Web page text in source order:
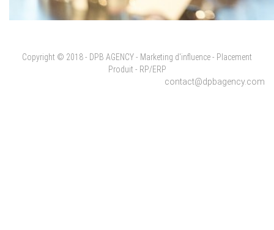
Copyright © 2018 - DPB AGENCY - Marketing d'influence - Placement
Produit - RP/ERP
contact@dpbagency.com